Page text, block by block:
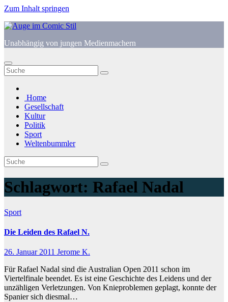
Zum Inhalt springen
Unabhängig von jungen Medienmachern
Home
Gesellschaft
Kultur
Politik
Sport
Weltenbummler
Schlagwort: Rafael Nadal
Sport
Die Leiden des Rafael N.
26. Januar 2011 Jerome K.
Für Rafael Nadal sind die Australian Open 2011 schon im
Viertelfinale beendet. Es ist eine Geschichte des Leidens und der
unzähligen Verletzungen. Von Knieproblemen geplagt, konnte der
Spanier sich diesmal…